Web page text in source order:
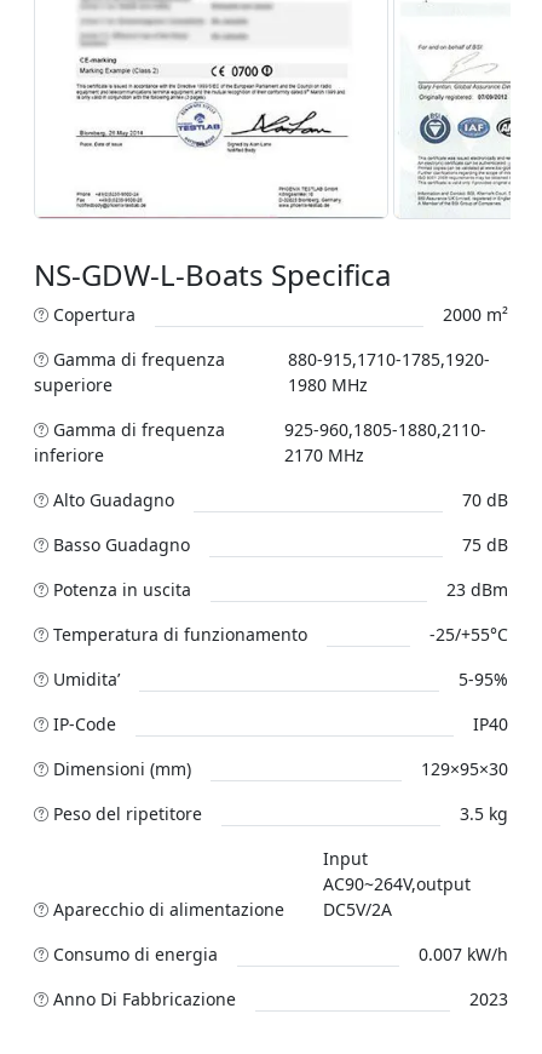
NS-GDW-L-Boats Specifica
Copertura
2000 m²
Gamma di frequenza
superiore
880-915,1710-1785,1920-
1980 MHz
Gamma di frequenza
inferiore
925-960,1805-1880,2110-
2170 MHz
Alto Guadagno
70 dB
Basso Guadagno
75 dB
Potenza in uscita
23 dBm
Temperatura di funzionamento
-25/+55°C
Umidita’
5-95%
IP-Code
IP40
Dimensioni (mm)
129×95×30
Peso del ripetitore
3.5 kg
Aparecchio di alimentazione
Input
AC90~264V,output
DC5V/2A
Consumo di energia
0.007 kW/h
Anno Di Fabbricazione
2023